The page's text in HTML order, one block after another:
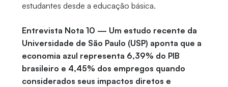
estudantes desde a educação básica.
Entrevista Nota 10 — Um estudo recente da
Universidade de São Paulo (USP) aponta que a
economia azul representa 6,39% do PIB
brasileiro e 4,45% dos empregos quando
considerados seus impactos diretos e